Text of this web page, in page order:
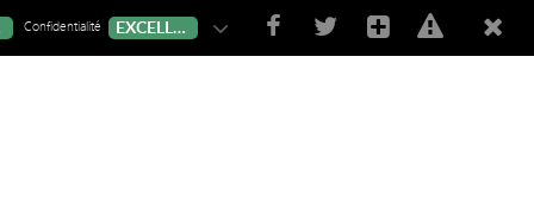
Confidentialité EXCELLENT